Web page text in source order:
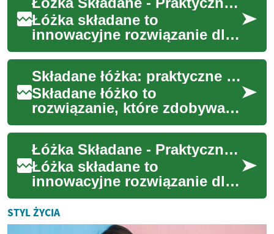
potrzebujących dodat...
Łóżka składane to
innowacyjne rozwiązanie dla
osób borykających się z
ograniczoną przestrzenią
mieszkalną. Te wielofu...
Składane łóżka: praktyczne rozwiązanie do małych mieszkań
Składane łóżko to
rozwiązanie, które zdobywa
popularność w mieszkaniach
o ograniczonej powierzchni.
Ten artykuł opisu...
Łóżka Składane - Praktyczne Rozwiązanie dla Małych Przestrzeni
Łóżka składane to
innowacyjne rozwiązanie dla
osób borykających się z
ograniczoną przestrzenią
mieszkalną. Te wielofu...
STYL ŻYCIA